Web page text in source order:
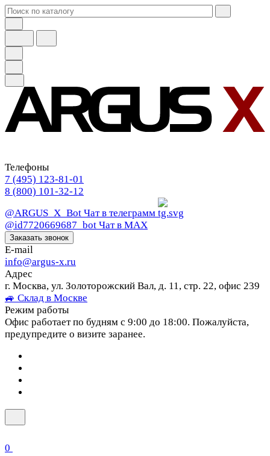
Телефоны
7 (495) 123-81-01
8 (800) 101-32-12
@ARGUS_X_Bot Чат в телеграмм
@id7720669687_bot Чат в МАХ
Заказать звонок
E-mail
info@argus-x.ru
Адрес
г. Москва, ул. Золоторожский Вал, д. 11, стр. 22, офис 239
🚙 Склад в Москве
Режим работы
Офис работает по будням с 9:00 до 18:00. Пожалуйста,
предупредите о визите заранее.
0